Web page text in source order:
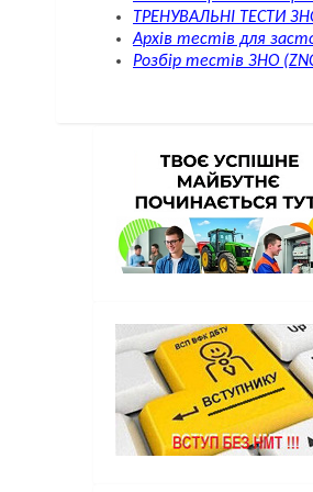
ТРЕНУВАЛЬНІ ТЕСТИ
Архів тестів для
Розбір тестів ЗНО